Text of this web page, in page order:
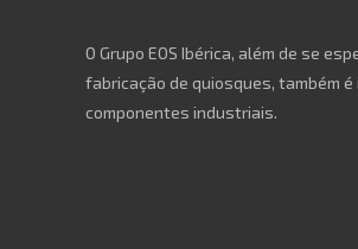
O Grupo EOS Ibérica, além de se
fabricação de quiosques, também
componentes industriais.